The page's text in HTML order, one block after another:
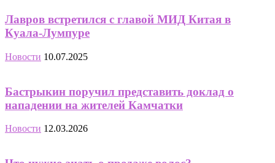
Лавров встретился с главой МИД Китая в
Куала-Лумпуре
Новости 10.07.2025
Бастрыкин поручил представить доклад о
нападении на жителей Камчатки
Новости 12.03.2026